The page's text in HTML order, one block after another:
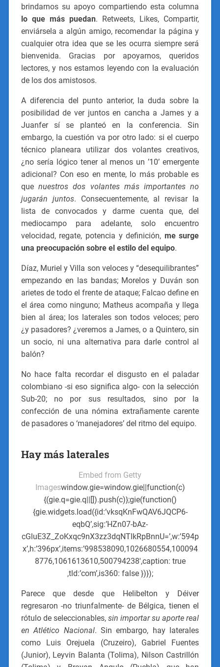
brindarnos su apoyo compartiendo esta columna
lo que más puedan. Retweets, Likes, Compartir,
enviársela a algún amigo, recomendar la página y
cualquier otra idea que se les ocurra siempre será
bienvenida. Gracias por apoyarnos, queridos
lectores, y nos estamos leyendo con la evaluación
de los dos amistosos.
A diferencia del punto anterior, la duda sobre la
posibilidad de ver juntos en cancha a James y a
Juanfer sí se planteó en la conferencia. Sin
embargo, la cuestión va por otro lado: si el cuerpo
técnico planeara utilizar dos volantes creativos,
¿no sería lógico tener al menos un ’10’ emergente
adicional? Con eso en mente, lo más probable es
que nuestros dos volantes más importantes no
jugarán juntos. Consecuentemente, al revisar la
lista de convocados y darme cuenta que, del
mediocampo para adelante, solo encuentro
velocidad, regate, potencia y definición, me surge
una preocupación sobre el estilo del equipo.
Díaz, Muriel y Villa son veloces y “desequilibrantes”
empezando en las bandas; Morelos y Duván son
arietes de todo el frente de ataque; Falcao define en
el área como ninguno; Matheus acompaña y llega
bien al área; los laterales son todos veloces; pero
¿y pasadores? ¿veremos a James, o a Quintero, sin
un socio, ni una alternativa para darle control al
balón?
No hace falta recordar el disgusto en el paladar
colombiano -si eso significa algo- con la selección
Sub-20; no por sus resultados, sino por la
confección de una nómina extrañamente carente
de pasadores o ‘manejadores’ del ritmo del equipo.
Hay más laterales
Embed from Getty
Imageswindow.gie=window.gie||function(c)
{(gie.q=gie.q||[]).push(c)};gie(function()
{gie.widgets.load({id:’vksqKnFwQAV6JQCP6-
eqbQ’,sig:’HZn07-bAz-
cGluE3Z_ZoKxqc9nX3zz3dqNTlkRpBnnU=’,w:’594p
x’,h:’396px’,items:’998538090,1026680554,100094
8776,1061613610,500794238′,caption: true
,tld:’com’,is360: false })});
Parece que desde que Helibelton y Déiver
regresaron -no triunfalmente- de Bélgica, tienen el
rótulo de seleccionables, sin importar su aporte real
en Atlético Nacional. Sin embargo, hay laterales
como Luis Orejuela (Cruzeiro), Gabriel Fuentes
(Junior), Leyvin Balanta (Tolima), Nilson Castrillón